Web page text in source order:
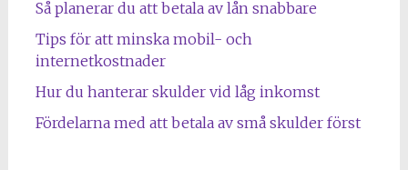
Så planerar du att betala av lån snabbare
Tips för att minska mobil- och
internetkostnader
Hur du hanterar skulder vid låg inkomst
Fördelarna med att betala av små skulder först